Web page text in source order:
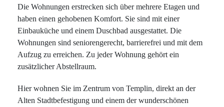
Die Wohnungen erstrecken sich über mehrere Etagen und
haben einen gehobenen Komfort. Sie sind mit einer
Einbauküche und einem Duschbad ausgestattet. Die
Wohnungen sind seniorengerecht, barrierefrei und mit dem
Aufzug zu erreichen. Zu jeder Wohnung gehört ein
zusätzlicher Abstellraum.
Hier wohnen Sie im Zentrum von Templin, direkt an der
Alten Stadtbefestigung und einem der wunderschönen